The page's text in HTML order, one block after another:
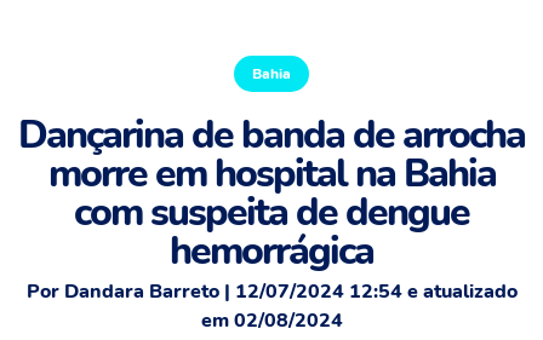
Bahia
Dançarina de banda de arrocha
morre em hospital na Bahia
com suspeita de dengue
hemorrágica
Por Dandara Barreto | 12/07/2024 12:54 e atualizado
em 02/08/2024